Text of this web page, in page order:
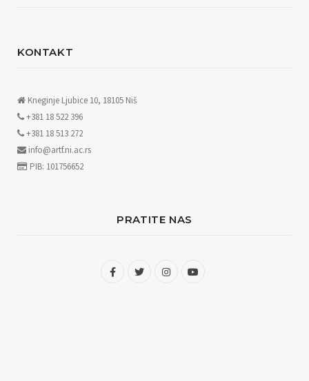
KONTAKT
Kneginje Ljubice 10, 18105 Niš
+381 18 522 396
+381 18 513 272
info@artf.ni.ac.rs
PIB: 101756652
PRATITE NAS
F
T
I